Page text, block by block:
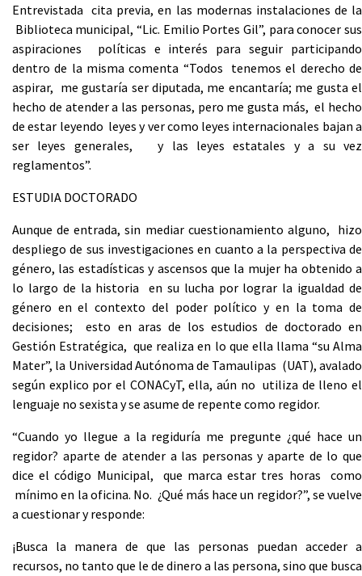
Entrevistada cita previa, en las modernas instalaciones de la
Biblioteca municipal, “Lic. Emilio Portes Gil”, para conocer sus
aspiraciones políticas e interés para seguir participando
dentro de la misma comenta “Todos tenemos el derecho de
aspirar, me gustaría ser diputada, me encantaría; me gusta el
hecho de atender a las personas, pero me gusta más, el hecho
de estar leyendo leyes y ver como leyes internacionales bajan a
ser leyes generales, y las leyes estatales y a su vez
reglamentos”.
ESTUDIA DOCTORADO
Aunque de entrada, sin mediar cuestionamiento alguno, hizo
despliego de sus investigaciones en cuanto a la perspectiva de
género, las estadísticas y ascensos que la mujer ha obtenido a
lo largo de la historia en su lucha por lograr la igualdad de
género en el contexto del poder político y en la toma de
decisiones; esto en aras de los estudios de doctorado en
Gestión Estratégica, que realiza en lo que ella llama “su Alma
Mater”, la Universidad Autónoma de Tamaulipas (UAT), avalado
según explico por el CONACyT, ella, aún no utiliza de lleno el
lenguaje no sexista y se asume de repente como regidor.
“Cuando yo llegue a la regiduría me pregunte ¿qué hace un
regidor? aparte de atender a las personas y aparte de lo que
dice el código Municipal, que marca estar tres horas como
mínimo en la oficina. No. ¿Qué más hace un regidor?”, se vuelve
a cuestionar y responde:
¡Busca la manera de que las personas puedan acceder a
recursos, no tanto que le de dinero a las persona, sino que busca